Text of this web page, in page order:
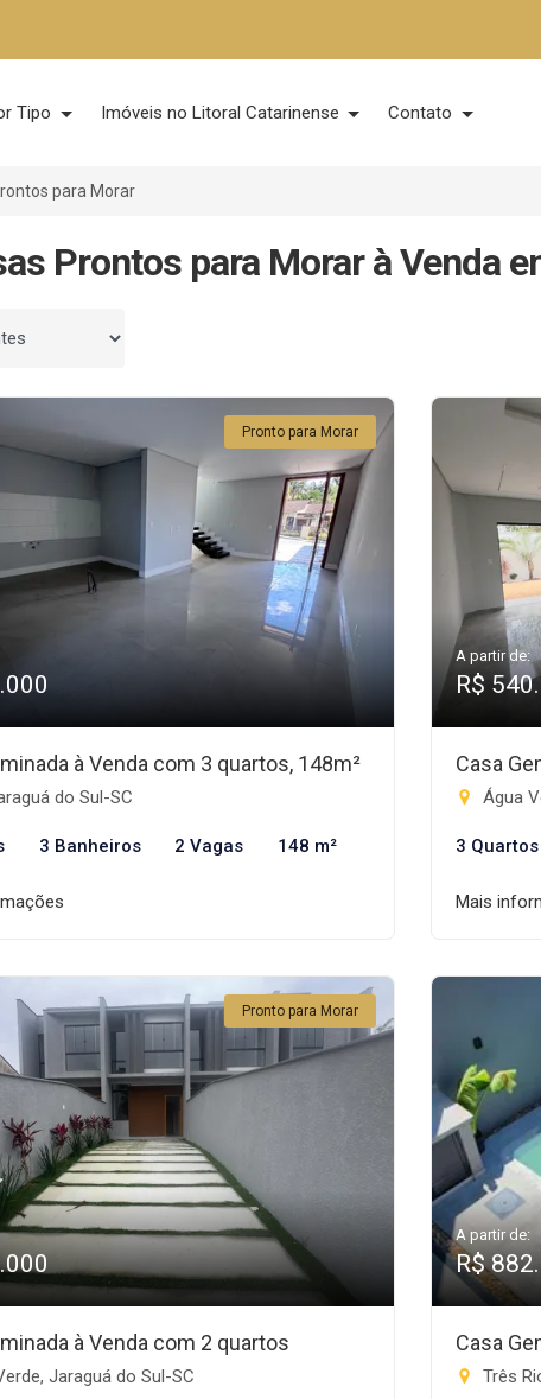
Tipo Imóveis no Litoral Catarinense Contato
para Morar
Prontos para Morar à Venda
Pronto para Morar
à Venda com 3 quartos, 148m²
do Sul-SC
3 Banheiros 2 Vagas 148 m²
A partir de:
R$
Casa
Água
3 Quartos
Mais
Pronto para Morar
à Venda com 2 quartos
Jaraguá do Sul-SC
A partir de:
R$
Casa
Três